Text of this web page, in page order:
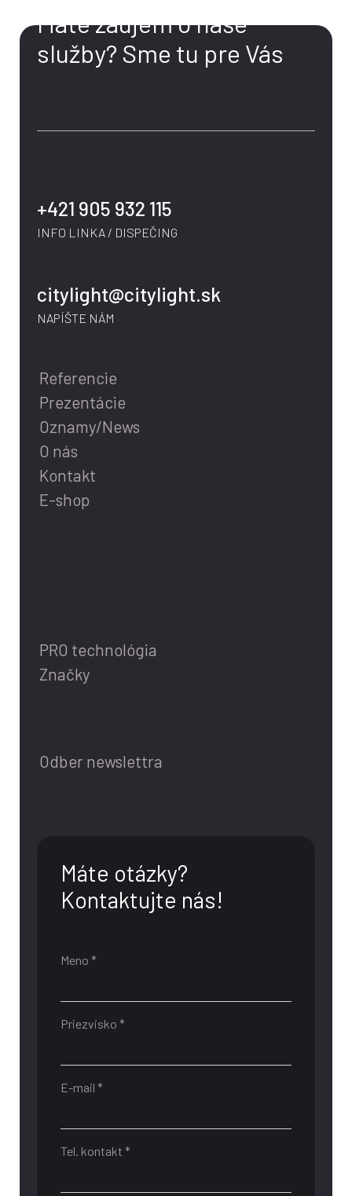
Máte záujem o naše
služby? Sme tu pre Vás
+421 905 932 115
INFO LINKA / DISPEČING
citylight@citylight.sk
NAPÍŠTE NÁM
Referencie
Prezentácie
Oznamy/News
O nás
Kontakt
E-shop
PRO technológia
Značky
Odber newslettra
Máte otázky?
Kontaktujte nás!
Meno *
Priezvisko *
E-mail *
Tel. kontakt *